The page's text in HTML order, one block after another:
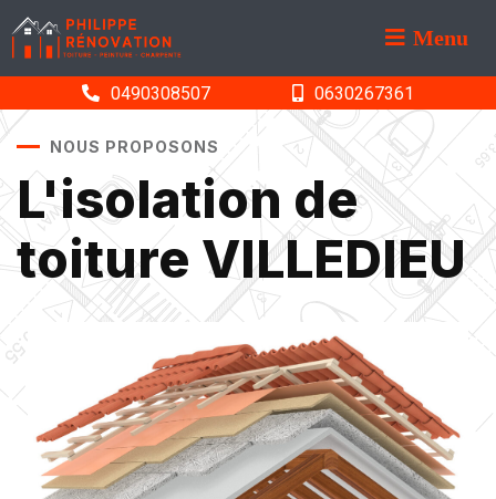
Menu
0490308507 0630267361
NOUS PROPOSONS
L'isolation de
toiture VILLEDIEU